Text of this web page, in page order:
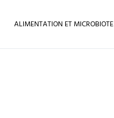
ALIMENTATION ET MICROBIOTE